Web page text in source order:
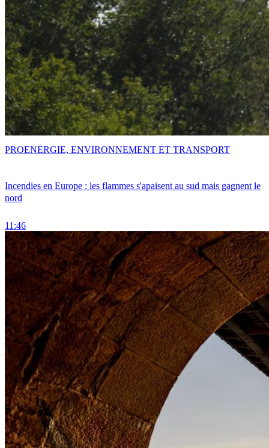
Incendies en Europe : les flammes s'apaisent au sud mais gagnent le
nord
11:46
PROENERGIE, ENVIRONNEMENT ET TRANSPORT